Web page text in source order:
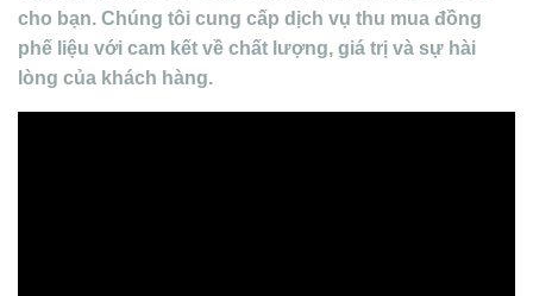
cho bạn. Chúng tôi cung cấp dịch vụ thu mua đồng
phế liệu với cam kết về chất lượng, giá trị và sự hài
lòng của khách hàng.